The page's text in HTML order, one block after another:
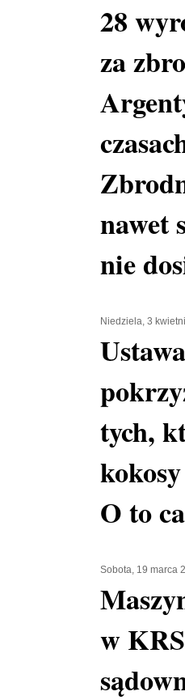
28
za
nawet
nie
Niedziela, 3
tych,
O to
Sobota, 19 marca
w